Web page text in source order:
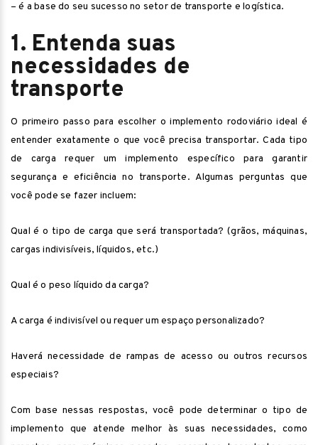
– é a base do seu sucesso no setor de transporte e logística.
1. Entenda suas
necessidades de
transporte
O primeiro passo para escolher o implemento rodoviário ideal é
entender exatamente o que você precisa transportar. Cada tipo
de carga requer um implemento específico para garantir
segurança e eficiência no transporte. Algumas perguntas que
você pode se fazer incluem:
Qual é o tipo de carga que será transportada? (grãos, máquinas,
cargas indivisíveis, líquidos, etc.)
Qual é o peso líquido da carga?
A carga é indivisível ou requer um espaço personalizado?
Haverá necessidade de rampas de acesso ou outros recursos
especiais?
Com base nessas respostas, você pode determinar o tipo de
implemento que atende melhor às suas necessidades, como